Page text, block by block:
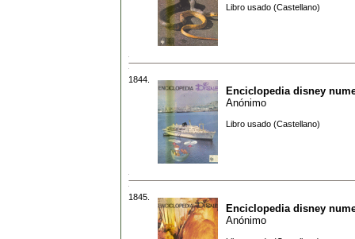
Libro usado (Castellano)
1844.
Enciclopedia disney
Anónimo
Libro usado (Castellano)
1845.
Enciclopedia disney
Anónimo